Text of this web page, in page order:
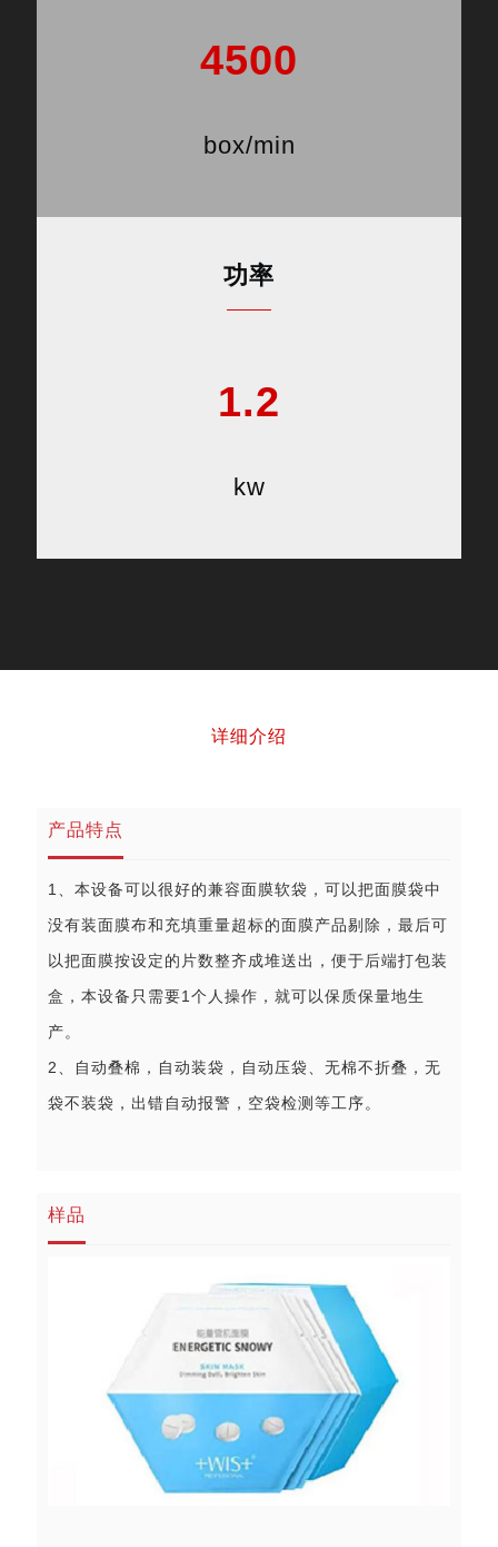
4500
box/min
功率
1.2
kw
详细介绍
产品特点
1、本设备可以很好的兼容面膜软袋，可以把面膜袋中
没有装面膜布和充填重量超标的面膜产品剔除，最后可
以把面膜按设定的片数整齐成堆送出，便于后端打包装
盒，本设备只需要1个人操作，就可以保质保量地生
产。
2、自动叠棉，自动装袋，自动压袋、无棉不折叠，无
袋不装袋，出错自动报警，空袋检测等工序。
样品